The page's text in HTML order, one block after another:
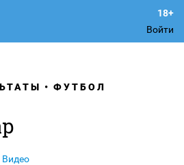
Войти
ФУТБОЛ
Видео